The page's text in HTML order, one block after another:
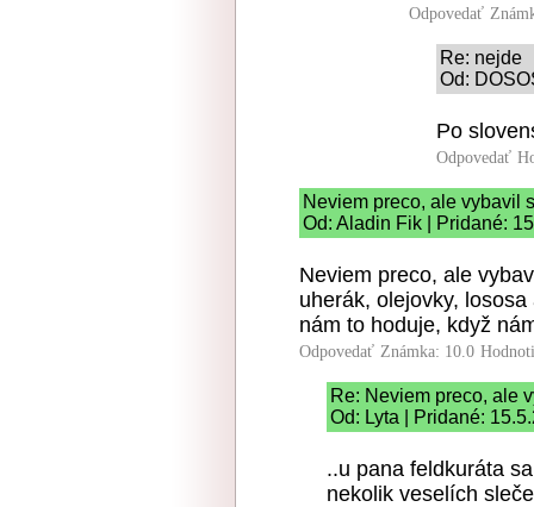
Odpovedať
Re: nejde
Od:
Po
Odpovedať
Neviem preco, ale vybavil
Od: Aladin Fik | Pridané:
Neviem preco, ale
uherák, olejovky,
nám to hoduje, když
Odpovedať Známka: 10.0
Re: Neviem preco, ale
Od: Lyta | Pridané:
..u pana feldkuráta
nekolik veselích